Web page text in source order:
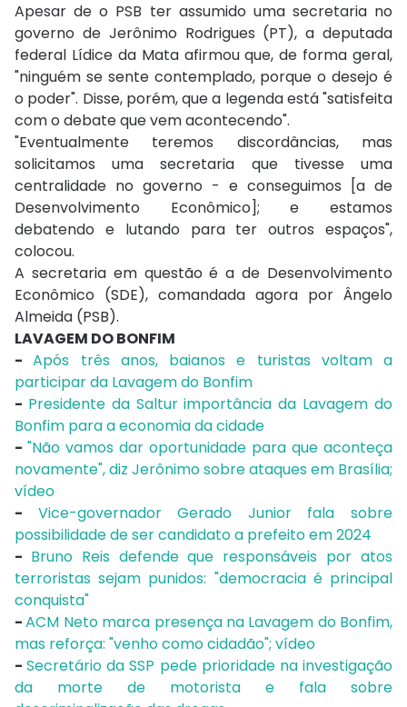
Apesar de o PSB ter assumido uma secretaria no
governo de Jerônimo Rodrigues (PT), a deputada
federal Lídice da Mata afirmou que, de forma geral,
"ninguém se sente contemplado, porque o desejo é
o poder". Disse, porém, que a legenda está "satisfeita
com o debate que vem acontecendo".
"Eventualmente teremos discordâncias, mas
solicitamos uma secretaria que tivesse uma
centralidade no governo - e conseguimos [a de
Desenvolvimento Econômico]; e estamos
debatendo e lutando para ter outros espaços",
colocou.
A secretaria em questão é a de Desenvolvimento
Econômico (SDE), comandada agora por Ângelo
Almeida (PSB).
LAVAGEM DO BONFIM
-Após três anos, baianos e turistas voltam a
participar da Lavagem do Bonfim
- Presidente da Saltur importância da Lavagem do
Bonfim para a economia da cidade
- "Não vamos dar oportunidade para que aconteça
novamente", diz Jerônimo sobre ataques em Brasília;
vídeo
- Vice-governador Gerado Junior fala sobre
possibilidade de ser candidato a prefeito em 2024
- Bruno Reis defende que responsáveis por atos
terroristas sejam punidos: "democracia é principal
conquista"
-ACM Neto marca presença na Lavagem do Bonfim,
mas reforça: "venho como cidadão"; vídeo
-Secretário da SSP pede prioridade na investigação
da morte de motorista e fala sobre